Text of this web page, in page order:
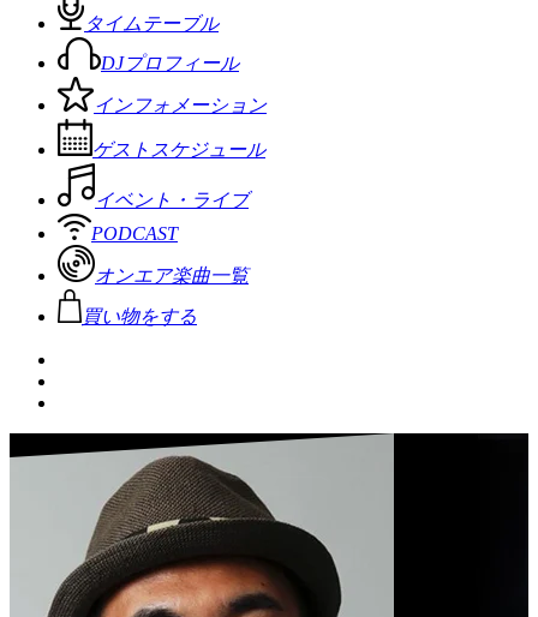
タイムテーブル
DJプロフィール
インフォメーション
ゲストスケジュール
イベント・ライブ
PODCAST
オンエア楽曲一覧
買い物をする